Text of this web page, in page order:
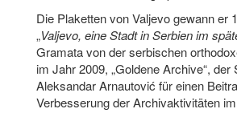
Die Plaketten von Valjevo gewann er
„Valjevo, eine Stadt in Serbien im
Gramata von der serbischen
im Jahr 2009, „Goldene Archive“, der
Aleksandar Arnautović für einen
Verbesserung der Archivaktivitäten